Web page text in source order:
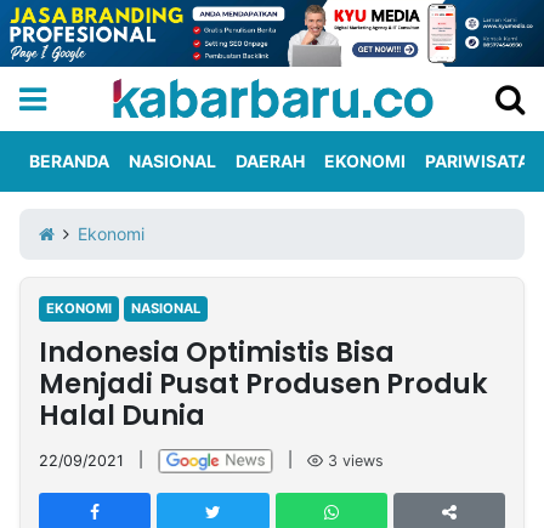
Iklan
Berita
Kami
Nasional
International
Olahraga
Entertainment
Daerah
Pariwisata
Kuliner
Kolom
Network
PT
TREETAN
BERANDA NASIONAL DAERAH EKONOMI PARIWISATA
Ekonomi
EKONOMI NASIONAL
Indonesia Optimistis Bisa
Menjadi Pusat Produsen Produk
Halal Dunia
22/09/2021 3 views